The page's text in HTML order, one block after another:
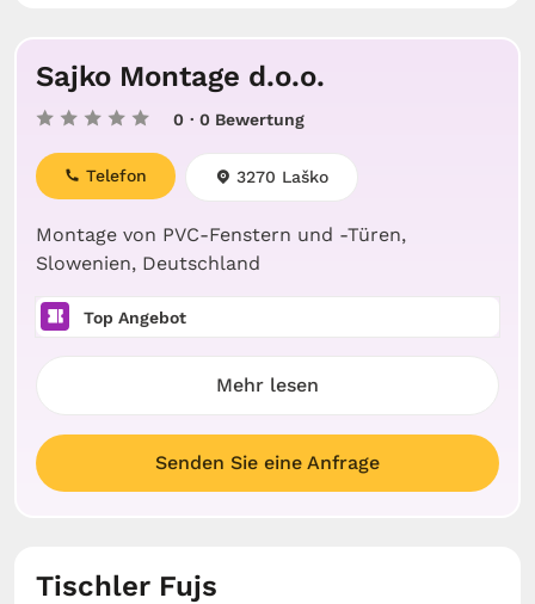
Sajko Montage d.o.o.
0 · 0 Bewertung
Montage von PVC-Fenstern und -Türen,
Slowenien, Deutschland
Telefon 3270 Laško
Top Angebot
Mehr lesen
Senden Sie eine Anfrage
Tischler Fujs